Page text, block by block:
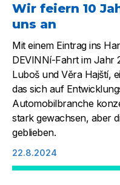
Wir feiern 10
uns an
Mit einem Eintrag ins
DEVINNí-Fahrt im Jahr
Luboš und Věra Hajští,
das sich auf
Automobilbranche
stark gewachsen, aber
geblieben.
22.8.2024